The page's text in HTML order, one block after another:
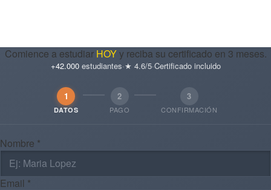
Comience a estudiar HOYy reciba su certificado en 3 meses.
+42.000estudiantes·★ 4.6/5·Certificado incluido
1
DATOS
2
PAGO
3
CONFIRMACIÓN
Nombre *
Email *